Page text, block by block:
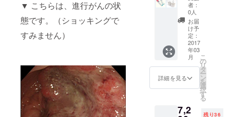
▼ こちらは、進行がんの状
態です。（ショッキングで
すみません）
う！ト
イレッ
トペー
パー
セッ
ト】 ①
サンク
スメー
ルと活
動報告
②検査
キット
セット
者：
0人
お届
け予
定：
2017
年03
月
詳細を見る
こ
の
リ
タ
ー
ン
を
選
択
す
る
7,2 残り36